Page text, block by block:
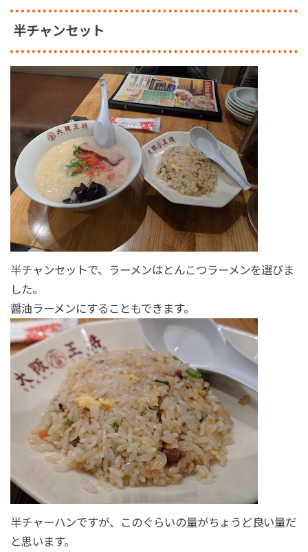
半チャンセット
半チャンセットで、ラーメンはとんこつラーメンを選びま
した。
醤油ラーメンにすることもできます。
半チャーハンですが、このぐらいの量がちょうど良い量だ
と思います。